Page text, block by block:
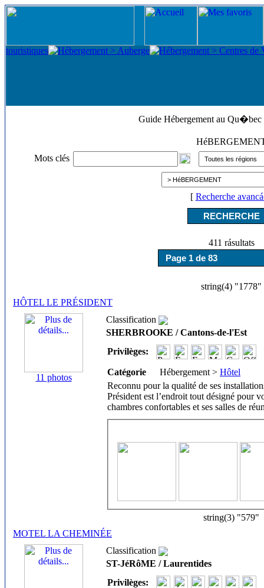
Guide Hébergement au Qu�bec
Mots clés
[ Recherche
411 rásultats
string(4) "1778"
HÔTEL LE PRÉSIDENT
11 photos
Classification
SHERBROOKE / Cantons-de-l'Est
Privilèges:
Catégorie Hébergement > Hôtel
Reconnu pour la qualité de ses
Président est l’endroit tout désigné pour
chambres confortables et ses salles de
string(3) "579"
MOTEL LA CHEMINÉE
Classification
ST-JéRôME / Laurentides
Privilèges: